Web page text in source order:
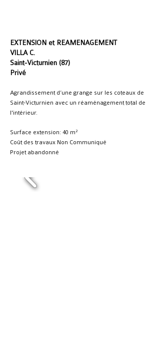
EXTENSION et REAMENAGEMENT
VILLA C.
Saint-Victurnien (87)
Privé
Agrandissement d’une grange sur les coteaux de
Saint-Victurnien avec un réaménagement total de
l'intérieur.
Surface extension: 40 m²
Coût des travaux Non Communiqué
Projet abandonné